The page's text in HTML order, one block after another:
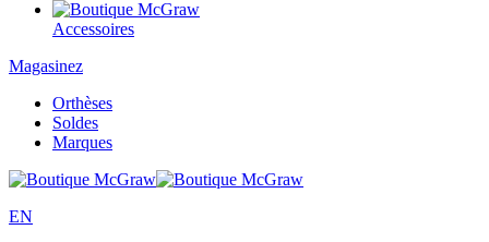
Accessoires
Magasinez
Orthèses
Soldes
Marques
EN